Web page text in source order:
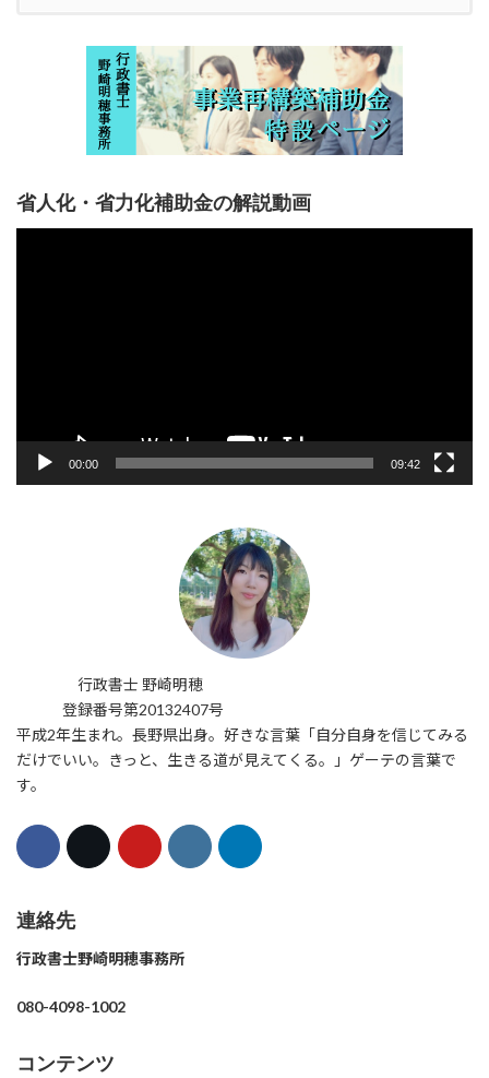
省人化・省力化補助金の解説動画
00:00 09:42
行政書士 野崎明穂
登録番号第20132407号
平成2年生まれ。長野県出身。好きな言葉「自分自身を信じてみる
だけでいい。きっと、生きる道が見えてくる。」ゲーテの言葉で
す。
連絡先
行政書士野崎明穂事務所
080-4098-1002
コンテンツ